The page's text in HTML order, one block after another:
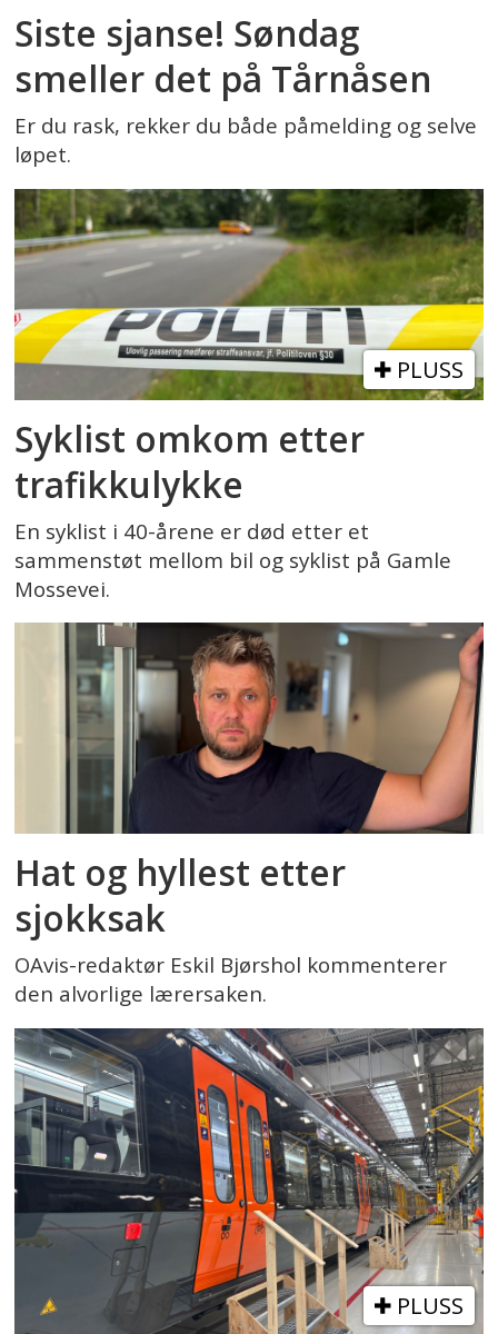
Siste sjanse! Søndag
smeller det på Tårnåsen
Er du rask, rekker du både påmelding og selve
løpet.
PLUSS
Syklist omkom etter
trafikkulykke
En syklist i 40-årene er død etter et
sammenstøt mellom bil og syklist på Gamle
Mossevei.
Hat og hyllest etter
sjokksak
OAvis-redaktør Eskil Bjørshol kommenterer
den alvorlige lærersaken.
PLUSS